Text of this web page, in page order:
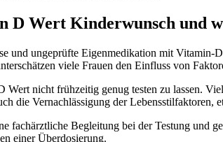
D Wert Kinderwunsch und
und ungeprüfte Eigenmedikation mit
viele Frauen den Einfluss von
nicht frühzeitig genug testen zu lassen.
die Vernachlässigung der
fachärztliche Begleitung bei der Testung
einer Überdosierung.